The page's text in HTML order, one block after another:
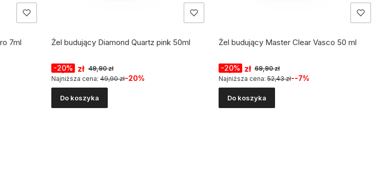
7ml Żel budujący Diamond Quartz pink 50ml
Cena promocyjna
39,92 zł 49,90 zł
-20%
Najniższa cena: 49,90 zł-20%
Do koszyka
Żel budujący Master Clear Vasco 50 ml
Cena promocyjna
55,92 zł 69,90 zł
-20%
Najniższa cena: 52,43 zł--7%
Do koszyka